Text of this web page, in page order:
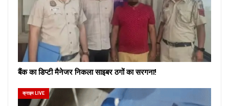
बैंक का डिप्टी मैनेजर निकला साइबर ठगों का सरगना!
क्राइम LIVE